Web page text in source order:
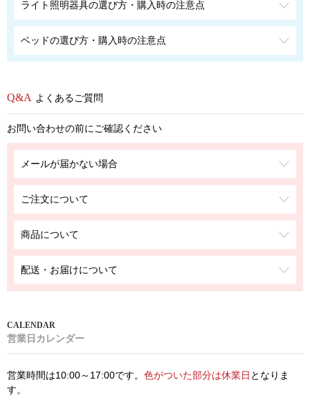
ライト照明器具の選び方・購入時の注意点
ベッドの選び方・購入時の注意点
よくあるご質問
お問い合わせの前にご確認ください
メールが届かない場合
ご注文について
商品について
配送・お届けについて
営業日カレンダー
営業時間は10:00～17:00です。 色がついた部分は休業日 となりま
す。